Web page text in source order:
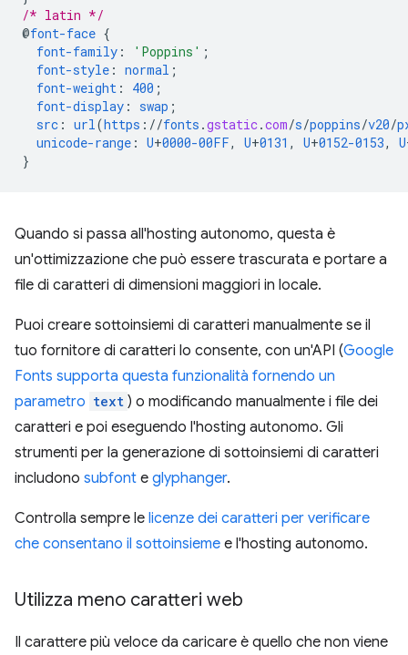
/* latin */
@font-face {
font-family : 'Poppins' ;
font-style : normal ;
font-weight : 400 ;
font-display : swap ;
src : url (https ://fonts .gstatic.com/s/poppins/v20/
unicode-range : U+0000-00FF, U+0131 , U+0152-0153, U
}
Quando si passa all'hosting autonomo, questa è
un'ottimizzazione che può essere trascurata e portare a
file di caratteri di dimensioni maggiori in locale.
Puoi creare sottoinsiemi di caratteri manualmente se il
tuo fornitore di caratteri lo consente, con un'API (Google
Fonts supporta questa funzionalità fornendo un
parametro text ) o modificando manualmente i file dei
caratteri e poi eseguendo l'hosting autonomo. Gli
strumenti per la generazione di sottoinsiemi di caratteri
includono subfont e glyphanger.
Controlla sempre le licenze dei caratteri per verificare
che consentano il sottoinsieme e l'hosting autonomo.
Utilizza meno caratteri web
Il carattere più veloce da caricare è quello che non viene